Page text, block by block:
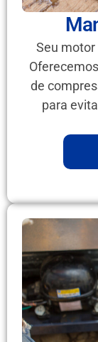
Seu motor
de
para